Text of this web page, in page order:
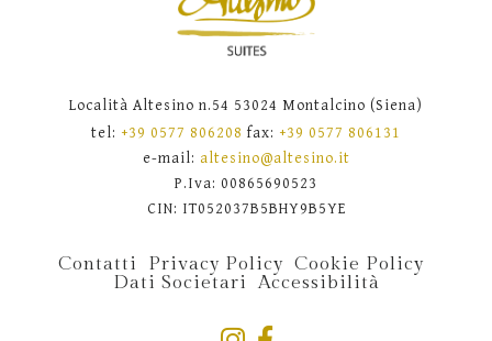
Località Altesino n.54 53024 Montalcino (Siena)
tel: +39 0577 806208 fax: +39 0577 806131
e-mail: altesino@altesino.it
P.Iva: 00865690523
CIN: IT052037B5BHY9B5YE
Contatti Privacy Policy Cookie Policy
Dati Societari Accessibilità